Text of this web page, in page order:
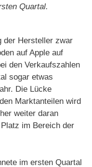
Quartal.
der Hersteller zwar
auf Apple auf
den Verkaufszahlen
sogar etwas
Die Lücke
Marktanteilen wird
weiter daran
im Bereich der
im ersten Quartal